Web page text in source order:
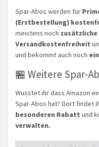
Spar-Abos werden für
(Erstbestellung)
meistens noch
Versandkostenfreiheit
und bekommt auch noch
🏪 Weitere Spar-
Wusstet ihr dass Amazon
Spar-Abos hat? Dort findet
besonderen Rabatt und
verwalten.